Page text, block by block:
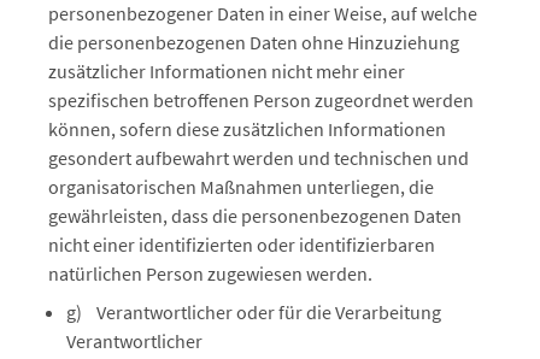
personenbezogener Daten in einer Weise, auf welche
die personenbezogenen Daten ohne Hinzuziehung
zusätzlicher Informationen nicht mehr einer
spezifischen betroffenen Person zugeordnet werden
können, sofern diese zusätzlichen Informationen
gesondert aufbewahrt werden und technischen und
organisatorischen Maßnahmen unterliegen, die
gewährleisten, dass die personenbezogenen Daten
nicht einer identifizierten oder identifizierbaren
natürlichen Person zugewiesen werden.
g) Verantwortlicher oder für die Verarbeitung
Verantwortlicher